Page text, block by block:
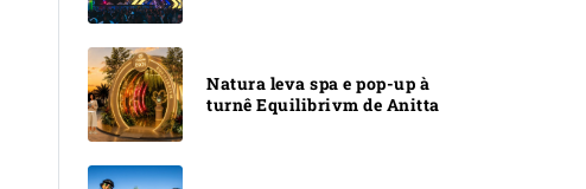
Natura leva spa e pop-up à
turnê Equilibrivm de Anitta